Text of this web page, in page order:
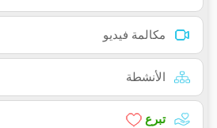
مكالمة فيديو
الأنشطة
تبرع